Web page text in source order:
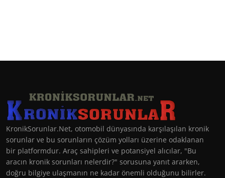
KronikSorunlar.Net, otomobil dünyasında karşılaşılan kronik
sorunlar ve bu sorunların çözüm yolları üzerine odaklanan
bir platformdur. Araç sahipleri ve potansiyel alıcılar, "Bu
aracın kronik sorunları nelerdir?" sorusuna yanıt ararken,
doğru bilgiye ulaşmanın ne kadar önemli olduğunu bilirler.